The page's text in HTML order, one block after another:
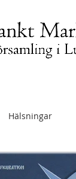
Hälsningar